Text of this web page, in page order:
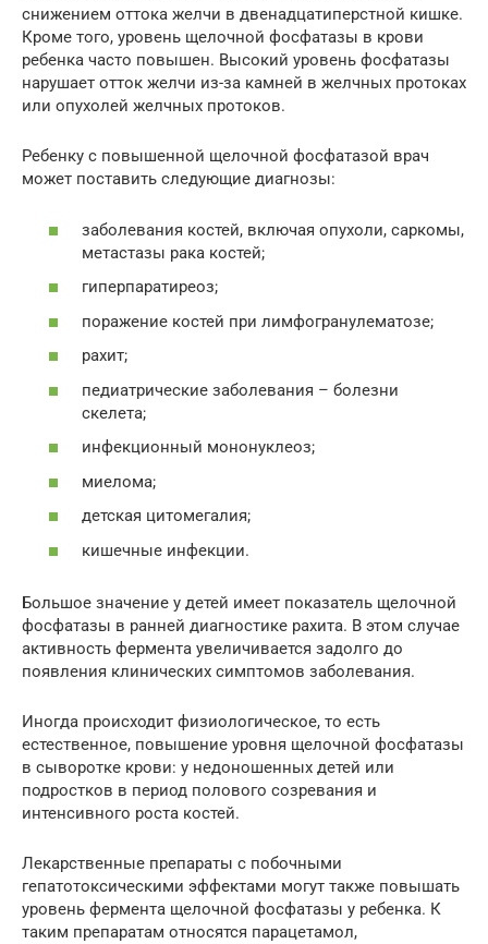
снижением оттока желчи в двенадцатиперстной кишке.
Кроме того, уровень щелочной фосфатазы в крови
ребенка часто повышен. Высокий уровень фосфатазы
нарушает отток желчи из-за камней в желчных протоках
или опухолей желчных протоков.
Ребенку с повышенной щелочной фосфатазой врач
может поставить следующие диагнозы:
заболевания костей, включая опухоли, саркомы,
метастазы рака костей;
гиперпаратиреоз;
поражение костей при лимфогранулематозе;
рахит;
педиатрические заболевания – болезни
скелета;
инфекционный мононуклеоз;
миелома;
детская цитомегалия;
кишечные инфекции.
Большое значение у детей имеет показатель щелочной
фосфатазы в ранней диагностике рахита. В этом случае
активность фермента увеличивается задолго до
появления клинических симптомов заболевания.
Иногда происходит физиологическое, то есть
естественное, повышение уровня щелочной фосфатазы
в сыворотке крови: у недоношенных детей или
подростков в период полового созревания и
интенсивного роста костей.
Лекарственные препараты с побочными
гепатотоксическими эффектами могут также повышать
уровень фермента щелочной фосфатазы у ребенка. К
таким препаратам относятся парацетамол,